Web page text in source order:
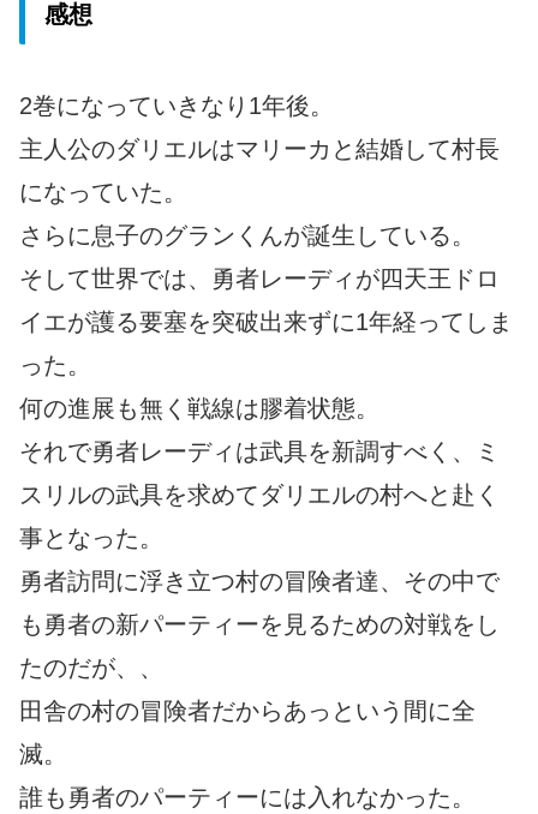
感想
2巻になっていきなり1年後。
主人公のダリエルはマリーカと結婚して村長
になっていた。
さらに息子のグランくんが誕生している。
そして世界では、勇者レーディが四天王ドロ
イエが護る要塞を突破出来ずに1年経ってしま
った。
何の進展も無く戦線は膠着状態。
それで勇者レーディは武具を新調すべく、ミ
スリルの武具を求めてダリエルの村へと赴く
事となった。
勇者訪問に浮き立つ村の冒険者達、その中で
も勇者の新パーティーを見るための対戦をし
たのだが、、
田舎の村の冒険者だからあっという間に全
滅。
誰も勇者のパーティーには入れなかった。